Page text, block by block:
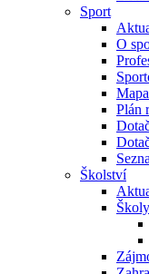
Sport
O
Plán
Školství
Školy